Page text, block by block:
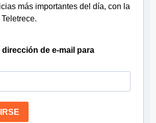
más importantes del día, con la
dirección de e-mail para